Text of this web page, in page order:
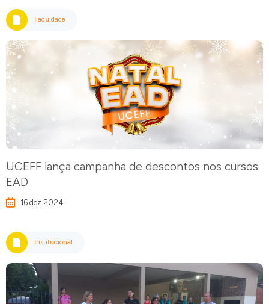
Faculdade
UCEFF lança campanha de descontos nos cursos
EAD
16 dez 2024
Institucional